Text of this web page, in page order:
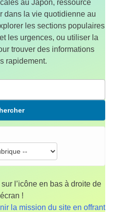
au Japon, ressource
dans la vie quotidienne au
les sections populaires
les urgences, ou utiliser la
trouver des informations
rapidement.
l’icône en bas à droite de
!
la mission du site en offrant